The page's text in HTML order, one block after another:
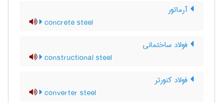
آرماتور
concrete steel
فولاد ساختمانی
constructional steel
فولاد کنورتر
converter steel